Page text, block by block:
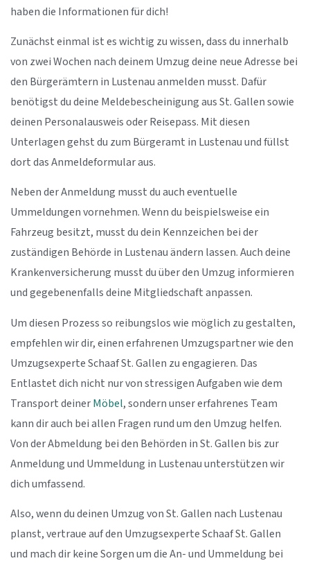
haben die Informationen für dich!
Zunächst einmal ist es wichtig zu wissen, dass du innerhalb
von zwei Wochen nach deinem Umzug deine neue Adresse bei
den Bürgerämtern in Lustenau anmelden musst. Dafür
benötigst du deine Meldebescheinigung aus St. Gallen sowie
deinen Personalausweis oder Reisepass. Mit diesen
Unterlagen gehst du zum Bürgeramt in Lustenau und füllst
dort das Anmeldeformular aus.
Neben der Anmeldung musst du auch eventuelle
Ummeldungen vornehmen. Wenn du beispielsweise ein
Fahrzeug besitzt, musst du dein Kennzeichen bei der
zuständigen Behörde in Lustenau ändern lassen. Auch deine
Krankenversicherung musst du über den Umzug informieren
und gegebenenfalls deine Mitgliedschaft anpassen.
Um diesen Prozess so reibungslos wie möglich zu gestalten,
empfehlen wir dir, einen erfahrenen Umzugspartner wie den
Umzugsexperte Schaaf St. Gallen zu engagieren. Das
Entlastet dich nicht nur von stressigen Aufgaben wie dem
Transport deinerMöbel, sondern unser erfahrenes Team
kann dir auch bei allen Fragen rund um den Umzug helfen.
Von der Abmeldung bei den Behörden in St. Gallen bis zur
Anmeldung und Ummeldung in Lustenau unterstützen wir
dich umfassend.
Also, wenn du deinen Umzug von St. Gallen nach Lustenau
planst, vertraue auf den Umzugsexperte Schaaf St. Gallen
und mach dir keine Sorgen um die An- und Ummeldung bei